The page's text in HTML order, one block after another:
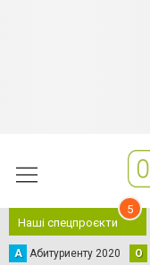
Наші спецпроєкти
5
А Абитуриенту 2020 О